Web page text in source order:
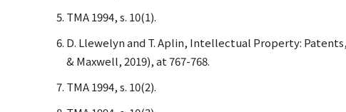
TMA 1994, s. 10(1).
D. Llewelyn and T. Aplin, Intellectual Property:
& Maxwell, 2019), at 767-768.
TMA 1994, s. 10(2).